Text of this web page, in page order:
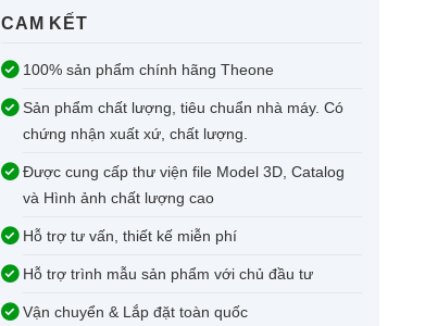
CAM KẾT​
100% sản phẩm chính hãng Theone
Sản phẩm chất lượng, tiêu chuẩn nhà máy. Có
chứng nhận xuất xứ, chất lượng.
Được cung cấp thư viện file Model 3D, Catalog
và Hình ảnh chất lượng cao
Hỗ trợ tư vấn, thiết kế miễn phí
Hỗ trợ trình mẫu sản phẩm với chủ đầu tư
Vận chuyển & Lắp đặt toàn quốc